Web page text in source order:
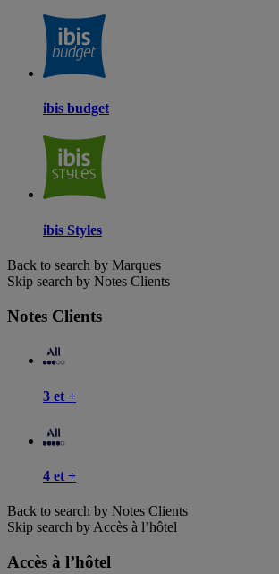
ibis budget
ibis Styles
Back to search by Marques
Skip search by Notes Clients
Notes Clients
3 et +
4 et +
Back to search by Notes Clients
Skip search by Accès à l’hôtel
Accès à l’hôtel